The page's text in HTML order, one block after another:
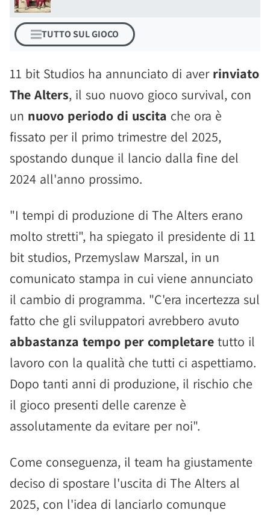
TUTTO SUL GIOCO
11 bit Studios ha annunciato di aver rinviato
The Alters, il suo nuovo gioco survival, con
un nuovo periodo di uscita che ora è
fissato per il primo trimestre del 2025,
spostando dunque il lancio dalla fine del
2024 all'anno prossimo.
"I tempi di produzione di The Alters erano
molto stretti", ha spiegato il presidente di 11
bit studios, Przemyslaw Marszal, in un
comunicato stampa in cui viene annunciato
il cambio di programma. "C'era incertezza sul
fatto che gli sviluppatori avrebbero avuto
abbastanza tempo per completare tutto il
lavoro con la qualità che tutti ci aspettiamo.
Dopo tanti anni di produzione, il rischio che
il gioco presenti delle carenze è
assolutamente da evitare per noi".
Come conseguenza, il team ha giustamente
deciso di spostare l'uscita di The Alters al
2025, con l'idea di lanciarlo comunque